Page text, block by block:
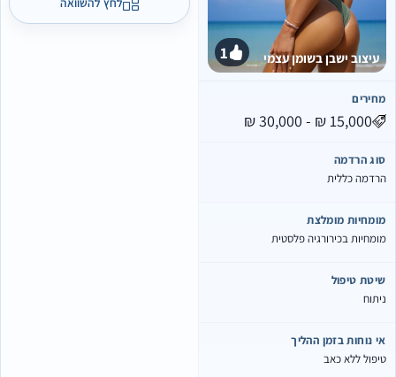
עיצוב ישבן בשומן עצמי 1
‏15,000 ₪ - ‏30,000 ₪
הרדמה
כללית
מומלצת
בכירורגיה פלסטית
טיפול
נוחות בזמן ההליך
ללא כאב